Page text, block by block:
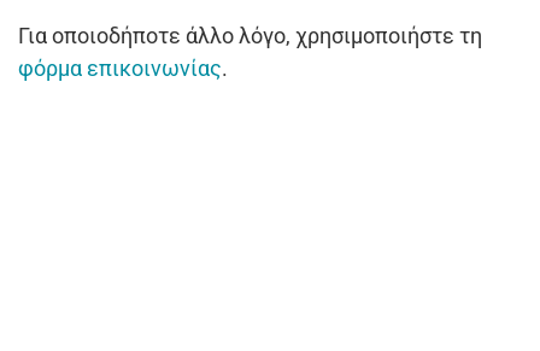
Για οποιοδήποτε άλλο λόγο, χρησιμοποιήστε τη
φόρμα επικοινωνίας.